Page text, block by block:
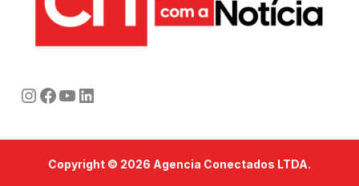
Instagram
Facebook
Youtube
LinkedIn
Copyright © 2026 Agencia Conectados LTDA.